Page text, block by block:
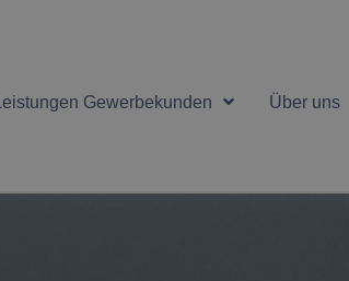
Leistungen Gewerbekunden Über uns